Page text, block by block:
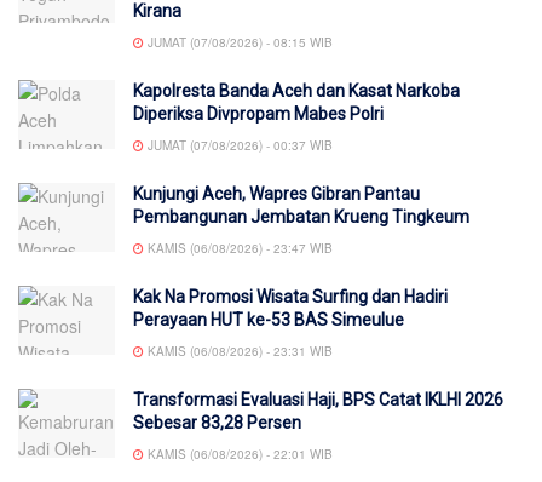
Kirana
JUMAT (07/08/2026) - 08:15 WIB
Kapolresta Banda Aceh dan Kasat Narkoba
Diperiksa Divpropam Mabes Polri
JUMAT (07/08/2026) - 00:37 WIB
Kunjungi Aceh, Wapres Gibran Pantau
Pembangunan Jembatan Krueng Tingkeum
KAMIS (06/08/2026) - 23:47 WIB
Kak Na Promosi Wisata Surfing dan Hadiri
Perayaan HUT ke-53 BAS Simeulue
KAMIS (06/08/2026) - 23:31 WIB
Transformasi Evaluasi Haji, BPS Catat IKLHI 2026
Sebesar 83,28 Persen
KAMIS (06/08/2026) - 22:01 WIB